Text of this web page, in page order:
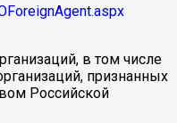
в том числе
признанных
Российской